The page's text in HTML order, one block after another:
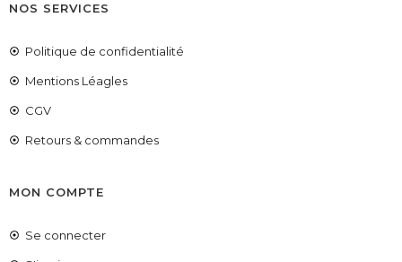
NOS SERVICES
Politique de confidentialité
Mentions Léagles
CGV
Retours & commandes
MON COMPTE
Se connecter